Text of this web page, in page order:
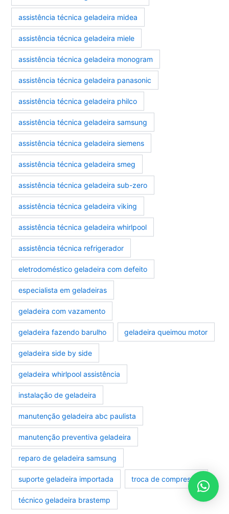
assistência técnica geladeira midea
assistência técnica geladeira miele
assistência técnica geladeira monogram
assistência técnica geladeira panasonic
assistência técnica geladeira philco
assistência técnica geladeira samsung
assistência técnica geladeira siemens
assistência técnica geladeira smeg
assistência técnica geladeira sub-zero
assistência técnica geladeira viking
assistência técnica geladeira whirlpool
assistência técnica refrigerador
eletrodoméstico geladeira com defeito
especialista em geladeiras
geladeira com vazamento
geladeira fazendo barulho geladeira queimou motor
geladeira side by side
geladeira whirlpool assistência
instalação de geladeira
manutenção geladeira abc paulista
manutenção preventiva geladeira
reparo de geladeira samsung
suporte geladeira importada troca de compressor
técnico geladeira brastemp